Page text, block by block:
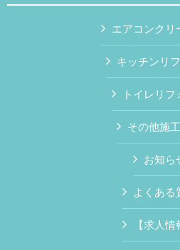
エアコンクリ
キッチンリ
トイレリフ
その他施
お知ら
よくある
【求人情